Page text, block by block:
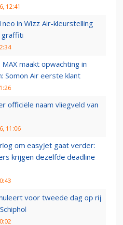
12:41
in Wizz Air-kleurstelling
graffiti
maakt opwachting in
Somon Air eerste klant
officiële naam vliegveld van
11:06
om easyJet gaat verder:
krijgen dezelfde deadline
voor tweede dag op rij